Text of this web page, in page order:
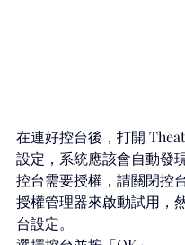
在連好控台後，打開
設定，系統應該會自動發
控台需要授權，請關閉控
授權管理器來啟動試用，
台設定。